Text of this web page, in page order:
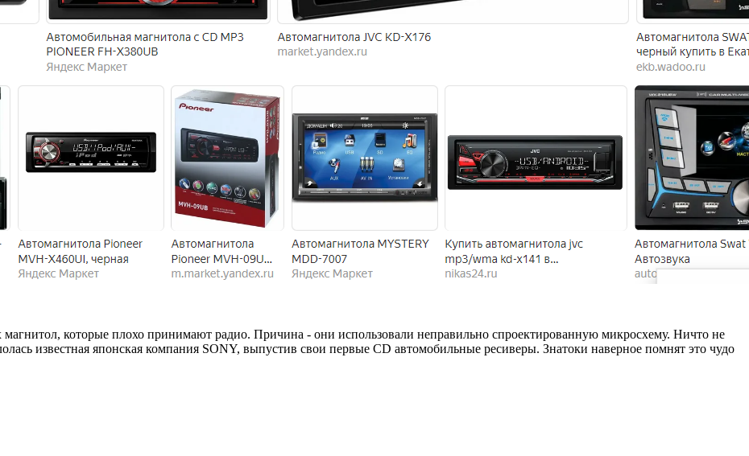
которые плохо принимают радио. Причина - они использовали неправильно спроектированную микросхему. Ничто не
известная японская компания SONY, выпустив свои первые CD автомобильные ресиверы. Знатоки наверное помнят это чудо